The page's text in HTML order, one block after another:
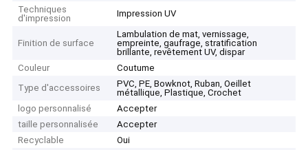
Techniques
d'impression
Impression UV
Finition de surface
Lambulation de mat, vernissage,
empreinte, gaufrage, stratification
brillante, revêtement UV, dispar
Couleur
Coutume
Type d'accessoires
PVC, PE, Bowknot, Ruban, Oeillet
métallique, Plastique, Crochet
logo personnalisé
Accepter
taille personnalisée
Accepter
Recyclable
Oui